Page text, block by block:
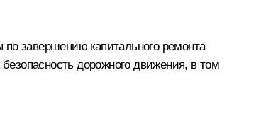
завершению капитального ремонта
дорожного движения, в том